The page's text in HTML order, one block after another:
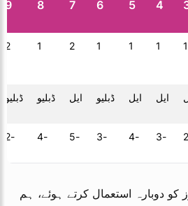
4
5
6
7
8
9
1
1
1
1
2
1
2
ایل ایل ڈبلیو ایل ڈبلیو ڈبلیو
-3
-4
-3
-5
-4
-2
دوبارہ استعمال کرتے ہوئے، ہم